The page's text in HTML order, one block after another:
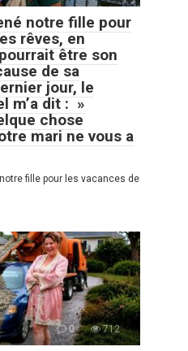
notre fille pour
rêves, en
être son
de sa
jour, le
m’a dit : »
chose
mari ne vous a
fille pour les vacances de
0 712